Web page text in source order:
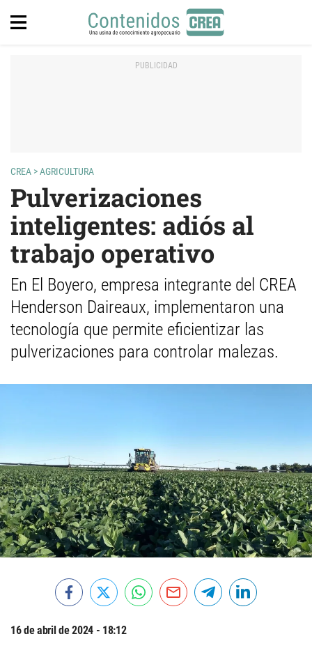
CREA >AGRICULTURA
Pulverizaciones
inteligentes: adiós al
trabajo operativo
En El Boyero, empresa integrante del CREA
Henderson Daireaux, implementaron una
tecnología que permite eficientizar las
pulverizaciones para controlar malezas.
16 de abril de 2024 - 18:12